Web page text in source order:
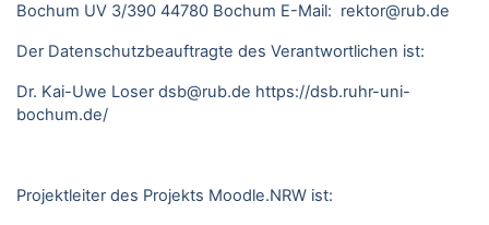
Bochum UV 3/390 44780 Bochum E-Mail: rektor@rub.de
Der Datenschutzbeauftragte des Verantwortlichen ist:
Dr. Kai-Uwe Loser dsb@rub.de https://dsb.ruhr-uni-
bochum.de/
Projektleiter des Projekts Moodle.NRW ist: